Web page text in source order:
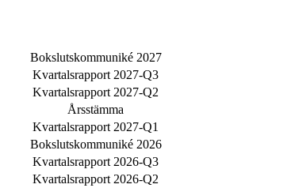
Bokslutskommuniké 2027
Kvartalsrapport 2027-Q3
Kvartalsrapport 2027-Q2
Årsstämma
Kvartalsrapport 2027-Q1
Bokslutskommuniké 2026
Kvartalsrapport 2026-Q3
Kvartalsrapport 2026-Q2